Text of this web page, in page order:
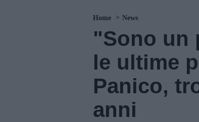
Home News
"Sono un
le ultime
Panico,
anni